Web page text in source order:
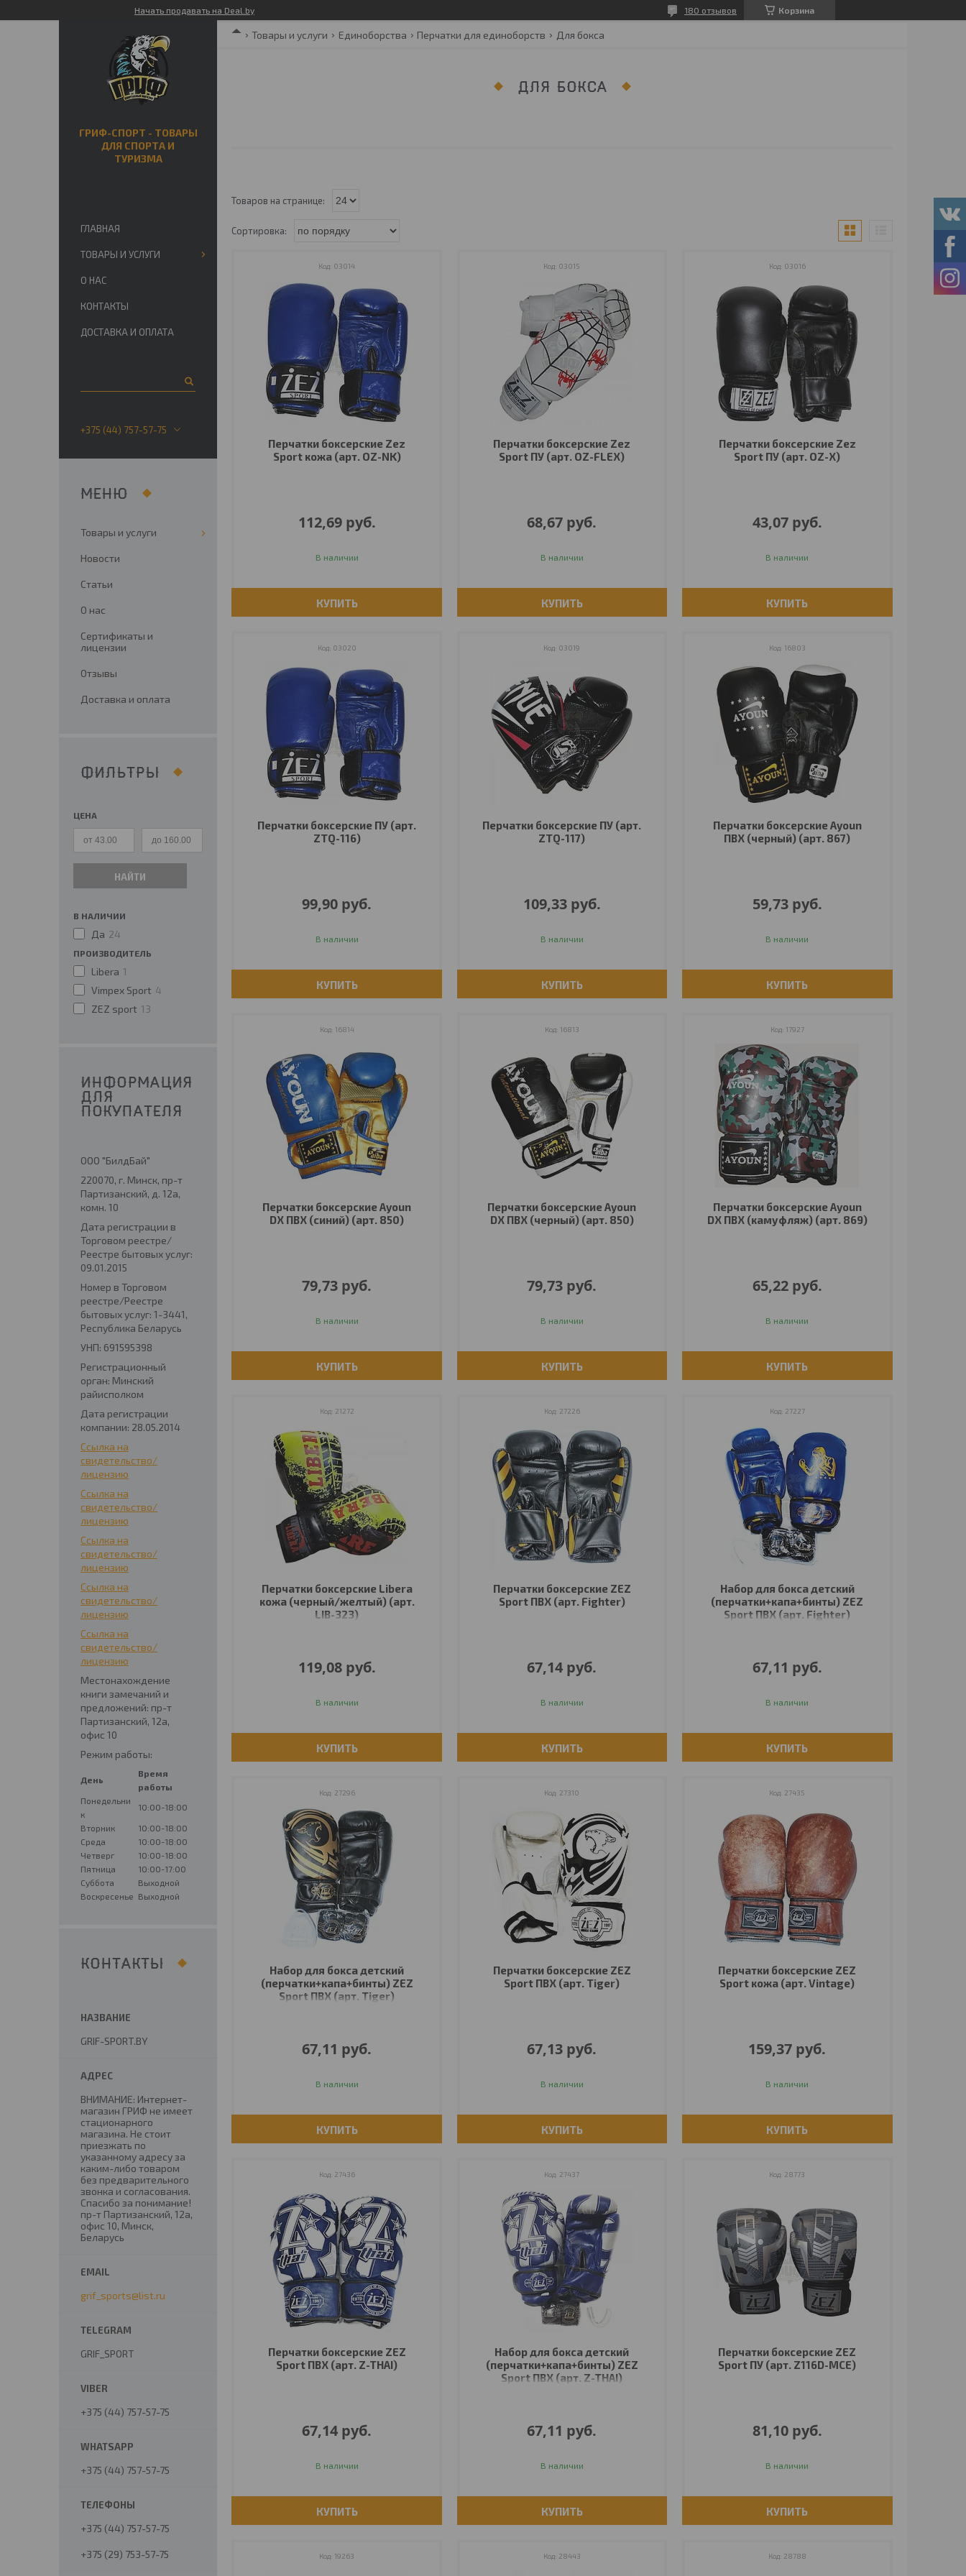
Начать продавать на Deal.by Корзина
180 отзывов
Товары и услуги Единоборства Перчатки для единоборств Для бокса
ДЛЯ БОКСА
03014
Перчатки боксерские Zez
Sport кожа (арт. OZ-NK)
112,69 руб.
В наличии
КУПИТЬ
03015
Перчатки боксерские Zez
Sport ПУ (арт. OZ-FLEX)
68,67 руб.
В наличии
КУПИТЬ
03016
Перчатки боксерские Zez
Sport ПУ (арт. OZ-X)
43,07 руб.
В наличии
КУПИТЬ
03020
Перчатки боксерские ПУ (арт.
ZTQ-116)
99,90 руб.
В наличии
КУПИТЬ
03019
Перчатки боксерские ПУ (арт.
ZTQ-117)
109,33 руб.
В наличии
КУПИТЬ
16803
Перчатки боксерские Ayoun
ПВХ (черный) (арт. 867)
59,73 руб.
В наличии
КУПИТЬ
16814
Перчатки боксерские Ayoun
DX ПВХ (синий) (арт. 850)
79,73 руб.
В наличии
КУПИТЬ
16813
Перчатки боксерские Ayoun
DX ПВХ (черный) (арт. 850)
79,73 руб.
В наличии
КУПИТЬ
17927
Перчатки боксерские Ayoun
DX ПВХ (камуфляж) (арт. 869)
65,22 руб.
В наличии
КУПИТЬ
21272
Перчатки боксерские Libera
кожа (черный/желтый) (арт.
LIB-323)
119,08 руб.
В наличии
КУПИТЬ
27226
Перчатки боксерские ZEZ
Sport ПВХ (арт. Fighter)
67,14 руб.
В наличии
КУПИТЬ
27227
Набор для бокса детский
(перчатки+капа+бинты) ZEZ
Sport ПВХ (арт. Fighter)
67,11 руб.
В наличии
КУПИТЬ
27296
Набор для бокса детский
(перчатки+капа+бинты) ZEZ
Sport ПВХ (арт. Tiger)
67,11 руб.
В наличии
КУПИТЬ
27310
Перчатки боксерские ZEZ
Sport ПВХ (арт. Tiger)
67,13 руб.
В наличии
КУПИТЬ
27435
Перчатки боксерские ZEZ
Sport кожа (арт. Vintage)
159,37 руб.
В наличии
КУПИТЬ
27436
Перчатки боксерские ZEZ
Sport ПВХ (арт. Z-THAI)
67,14 руб.
В наличии
КУПИТЬ
27437
Набор для бокса детский
(перчатки+капа+бинты) ZEZ
Sport ПВХ (арт. Z-THAI)
67,11 руб.
В наличии
КУПИТЬ
28773
Перчатки боксерские ZEZ
Sport ПУ (арт. Z116D-МСЕ)
81,10 руб.
В наличии
КУПИТЬ
19263 28443 28788
ГРИФ-СПОРТ - ТОВАРЫ
ДЛЯ СПОРТА И
ТУРИЗМА
ГЛАВНАЯ
ТОВАРЫ И УСЛУГИ
О НАС
КОНТАКТЫ
ДОСТАВКА И ОПЛАТА
+375 (44) 757-57-75
Товары и услуги
Новости
Статьи
О нас
Сертификаты и
лицензии
Отзывы
Доставка и оплата
ФИЛЬТРЫ
ЦЕНА
НАЙТИ
В НАЛИЧИИ
Да 24
ПРОИЗВОДИТЕЛЬ
Libera 1
Vimpex Sport 4
ZEZ sport 13
ИНФОРМАЦИЯ
ДЛЯ
ПОКУПАТЕЛЯ
ООО "БилдБай"
220070, г. Минск, пр-т
Партизанский, д. 12а,
комн. 10
Дата регистрации в
Торговом реестре/
Реестре бытовых услуг:
09.01.2015
Номер в Торговом
реестре/Реестре
бытовых услуг: 1-3441,
Республика Беларусь
УНП: 691595398
Регистрационный
орган: Минский
райисполком
Дата регистрации
компании: 28.05.2014
Ссылка на
свидетельство/
лицензию
Ссылка на
свидетельство/
лицензию
Ссылка на
свидетельство/
лицензию
Ссылка на
свидетельство/
лицензию
Ссылка на
свидетельство/
лицензию
Местонахождение
книги замечаний и
предложений: пр-т
Партизанский, 12а,
офис 10
Режим работы:
День
Время
работы
Понедельни
к
10:00-18:00
Вторник
10:00-18:00
Среда
10:00-18:00
Четверг
10:00-18:00
Пятница
10:00-17:00
Суббота
Выходной
Воскресенье Выходной
КОНТАКТЫ
GRIF-SPORT.BY
ВНИМАНИЕ: Интернет-
магазин ГРИФ не имеет
стационарного
магазина. Не стоит
приезжать по
указанному адресу за
каким-либо товаром
без предварительного
звонка и согласования.
Спасибо за понимание!
пр-т Партизанский, 12а,
офис 10, Минск,
Беларусь
grif_sports@list.ru
GRIF_SPORT
+375 (44) 757-57-75
+375 (44) 757-57-75
+375 (44) 757-57-75
+375 (29) 753-57-75